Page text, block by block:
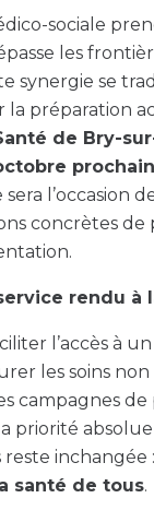
sociale
les
synergie se
préparation
de Bry-
prochain
l’occasion
concrètes de
rendu à
l’accès à
les soins
campagnes
priorité absolue
reste inchangée :
santé de tous.